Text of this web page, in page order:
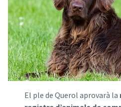
El ple de Querol aprovarà la